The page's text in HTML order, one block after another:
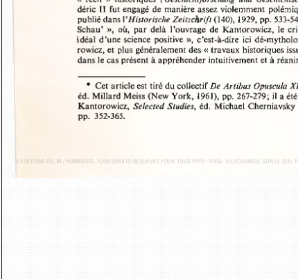
déric II fut engagé de manière assez violemment
publié dans l’Historische Zeitschrift (140), 1929, pp. 533-
Schau’  »,  où,  par  delà  l’ouvrage  de  Kantorowicz,
idéal d’une science  positive »,  c’est-à-dire  ici  dé-
rowicz, et plus généralement des « travaux historiques
dans le cas présent à appréhender intuitivement et à
*  Cet article est tiré du collectif De Artibus Opuscula
éd. Millard Meiss (New York, 1961), pp. 267-279; il a
Kantorowicz, Selected Studies, éd.  Michael
pp.  352-365.
© ÉDITIONS BELIN / HUMENSIS. TOUS DROITS RÉSERVÉS POUR TOUS PAYS - PAGE TÉLÉCHARGÉE SUR LE